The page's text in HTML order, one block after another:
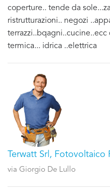
coperture.. tende da
ristrutturazioni.. negozi
terrazzi..bqagni..cucine..ecc
termica... idrica ..elettrica
Terwatt Srl, Fotovoltaico
via Giorgio De Lullo